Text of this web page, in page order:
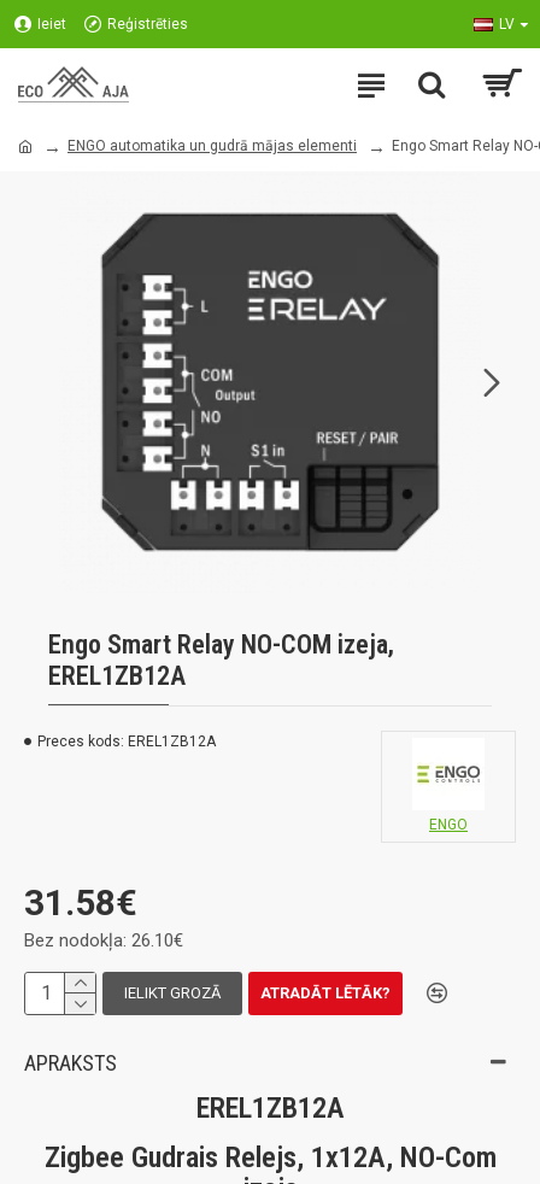
Ieiet Reģistrēties LV
ENGO automatika un gudrā mājas elementi Engo Smart Relay
Engo Smart Relay NO-COM izeja,
EREL1ZB12A
Preces kods: EREL1ZB12A
ENGO
31.58€
Bez nodokļa: 26.10€
IELIKT GROZĀ ATRADĀT LĒTĀK?
APRAKSTS
EREL1ZB12A
Zigbee Gudrais Relejs, 1x12A, NO-Com